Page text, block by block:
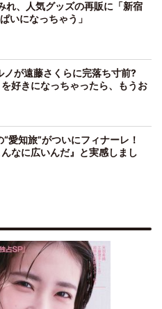
れ、人気グッズの再販に「新宿
いになっちゃう」
ノが遠藤さくらに完落ち寸前?
を好きになっちゃったら、もうお
愛知旅”がついにフィナーレ！
んなに広いんだ』と実感しまし